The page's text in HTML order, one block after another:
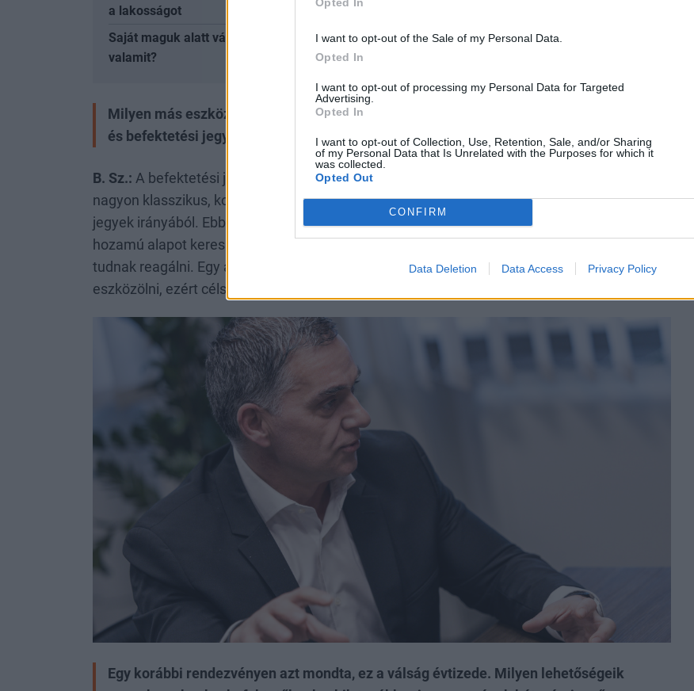
I want to opt-out of the Sale of my Personal Data.
Opted In
I want to opt-out of processing my Personal Data for Targeted
Advertising.
Opted In
I want to opt-out of Collection, Use, Retention, Sale, and/or Sharing
of my Personal Data that Is Unrelated with the Purposes for which it
was collected.
Opted Out
CONFIRM
Data Deletion Data Access Privacy Policy
a lakosságot
Saját maguk alatt vágják a fát ezek az állampapír-befektetők: tévúton járnak, vagy tudnak
valamit?
Milyen más eszközöket vagy befektetési termékeket tudna javasolni az állampapírokon
és befektetési jegyeken túl?
B. Sz.: A befektetési jegyeken nem kell túllépni, de érdemes megfontolni az elmozdulást a
nagyon klasszikus, konzervatív, többségében pénzpiaci vagy rövid kötvényalapú befektetési
jegyek irányából. Ebben a volatilis időszakban inkább érdemes vegyes alapot vagy abszolút
hozamú alapot keresni, ahol profi befektetők nap mint nap figyelik a piacot és gyorsan
tudnak reagálni. Egy átlagos befektető ritkábban tud a portfóliójára nézni és változtatásokat
eszközölni, ezért célszerű ezt a profikra bízni.
Egy korábbi rendezvényen azt mondta, ez a válság évtizede. Milyen lehetőségeik